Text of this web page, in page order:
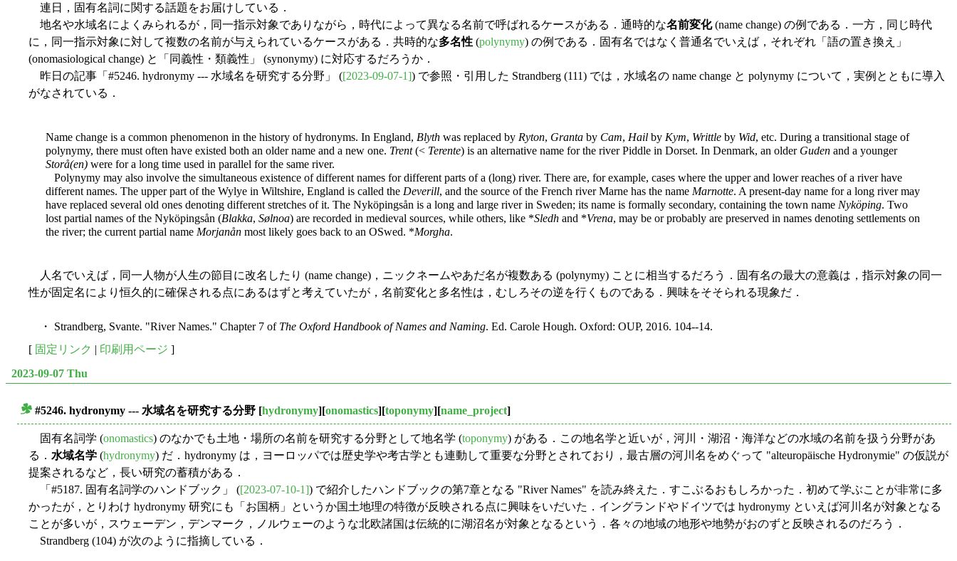
連日，固有名詞に関する話題をお届けしている．
地名や水域名によくみられるが，同一指示対象でありながら，時代によって異なる名前で呼ばれるケースがある．通時的な名前変化(name change) の例である．一方，同じ時代
に，同一指示対象に対して複数の名前が与えられているケースがある．共時的な多名性 (polynymy) の例である．固有名ではなく普通名でいえば，それぞれ「語の置き換え」
(onomasiological change) と「同義性・類義性」 (synonymy) に対応するだろうか．
昨日の記事「#5246. hydronymy --- 水域名を研究する分野」 ([2023-09-07-1]) で参照・引用した Strandberg (111) では，水域名の name change と polynymy について，実例とともに導入
がなされている．
Name change is a common phenomenon in the history of hydronyms. In England, Blyth was replaced by Ryton, Granta by Cam, Hail by Kym, Writtle by Wid, etc. During a transitional stage of
polynymy, there must often have existed both an older name and a new one. Trent(< Terente) is an alternative name for the river Piddle in Dorset. In Denmark, an older Guden and a younger
Storå(en) were for a long time used in parallel for the same river.
Polynymy may also involve the simultaneous existence of different names for different parts of a (long) river. There are, for example, cases where the upper and lower reaches of a river have
different names. The upper part of the Wylye in Wiltshire, England is called the Deverill, and the source of the French river Marne has the name Marnotte. A present-day name for a long river may
have replaced several old ones denoting different stretches of it. The Nyköpingsån is a long and large river in Sweden; its name is formally secondary, containing the town name Nyköping. Two
lost partial names of the Nyköpingsån (Blakka, Sølnoa) are recorded in medieval sources, while others, like *Sledh and *Vrena, may be or probably are preserved in names denoting settlements on
the river; the current partial name Morjanån most likely goes back to an OSwed. *Morgha.
人名でいえば，同一人物が人生の節目に改名したり (name change)，ニックネームやあだ名が複数ある (polynymy) ことに相当するだろう．固有名の最大の意義は，指示対象の同一
性が固定名により恒久的に確保される点にあるはずと考えていたが，名前変化と多名性は，むしろその逆を行くものである．興味をそそられる現象だ．
・ Strandberg, Svante. "River Names." Chapter 7 of The Oxford Handbook of Names and Naming. Ed. Carole Hough. Oxford: OUP, 2016. 104--14.
[ 固定リンク | 印刷用ページ ]
2023-09-07 Thu
#5246. hydronymy --- 水域名を研究する分野 [hydronymy][onomastics][toponymy][name_project]
固有名詞学 (onomastics) のなかでも土地・場所の名前を研究する分野として地名学 (toponymy) がある．この地名学と近いが，河川・湖沼・海洋などの水域の名前を扱う分野があ
る． 水域名学 (hydronymy) だ．hydronymy は，ヨーロッパでは歴史学や考古学とも連動して重要な分野とされており，最古層の河川名をめぐって "alteuropäische Hydronymie" の仮説が
提案されるなど，長い研究の蓄積がある．
「#5187. 固有名詞学のハンドブック」 ([2023-07-10-1]) で紹介したハンドブックの第7章となる "River Names" を読み終えた．すこぶるおもしろかった．初めて学ぶことが非常に多
かったが，とりわけ hydronymy 研究にも「お国柄」というか国土地理の特徴が反映される点に興味をいだいた．イングランドやドイツでは hydronymy といえば河川名が対象となる
ことが多いが，スウェーデン，デンマーク，ノルウェーのような北欧諸国は伝統的に湖沼名が対象となるという．各々の地域の地形や地勢がおのずと反映されるのだろう．
Strandberg (104) が次のように指摘している．